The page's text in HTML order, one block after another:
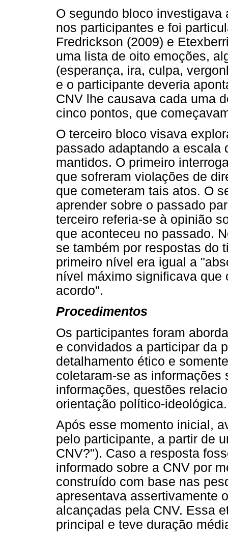
O segundo bloco
nos participantes e foi
Fredrickson (2009) e
uma lista de oito emoções,
(esperança, ira, culpa,
e o participante deveria
CNV lhe causava cada uma
cinco pontos, que
O terceiro bloco visava
passado adaptando a escala
mantidos. O primeiro
que sofreram violações de
que cometeram tais atos. O
aprender sobre o passado
terceiro referia-se à opinião
que aconteceu no passado.
se também por respostas do
primeiro nível era igual a
nível máximo significava que
acordo".
Procedimentos
Os participantes foram
e convidados a participar da
detalhamento ético e
coletaram-se as
informações, questões
orientação político-ideológica.
Após esse momento inicial,
pelo participante, a partir de
CNV?"). Caso a resposta
informado sobre a CNV por
construído com base nas
apresentava assertivamente
alcançadas pela CNV. Essa
principal e teve duração